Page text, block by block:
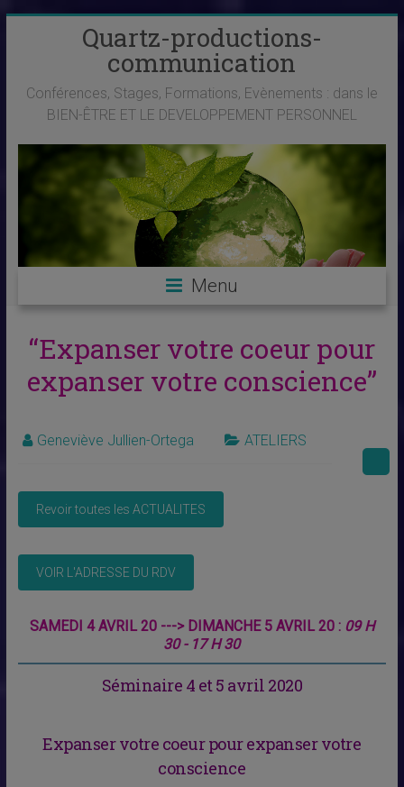
Quartz-productions-
communication
Conférences, Stages, Formations, Evènements : dans le
BIEN-ÊTRE ET LE DEVELOPPEMENT PERSONNEL
Menu
“Expanser votre coeur pour
expanser votre conscience”
Geneviève Jullien-Ortega ATELIERS
SAMEDI 4 AVRIL 20 ---> DIMANCHE 5 AVRIL 20 : 09 H
30 - 17 H 30
Séminaire 4 et 5 avril 2020
Expanser votre coeurpour expanser votre
conscience